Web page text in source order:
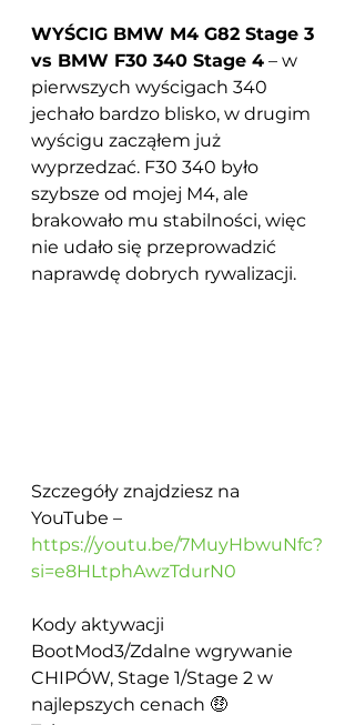
WYŚCIG BMW M4 G82 Stage 3
vs BMW F30 340 Stage 4 – w
pierwszych wyścigach 340
jechało bardzo blisko, w drugim
wyścigu zacząłem już
wyprzedzać. F30 340 było
szybsze od mojej M4, ale
brakowało mu stabilności, więc
nie udało się przeprowadzić
naprawdę dobrych rywalizacji.
Szczegóły znajdziesz na
YouTube –
https://youtu.be/7MuyHbwuNfc?
si=e8HLtphAwzTdurN0
Kody aktywacji
BootMod3/Zdalne wgrywanie
CHIPÓW, Stage 1/Stage 2 w
najlepszych cenach 🤑